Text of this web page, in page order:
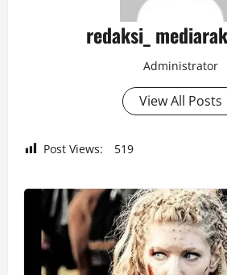
redaksi_
Administrator
View All Posts
Post Views: 519